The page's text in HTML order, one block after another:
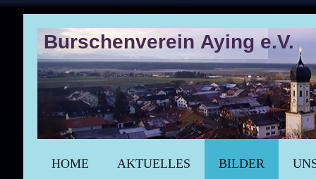
Burschenverein Aying e.V.
HOME AKTUELLES BILDER